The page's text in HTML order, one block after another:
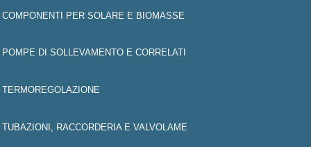
COMPONENTI PER SOLARE E BIOMASSE
POMPE DI SOLLEVAMENTO E CORRELATI
TERMOREGOLAZIONE
TUBAZIONI, RACCORDERIA E VALVOLAME